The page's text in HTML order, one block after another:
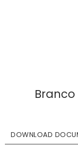
Branco
DOWNLOAD